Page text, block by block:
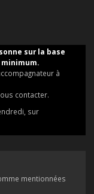
sur la base
à
contacter.
sur
mentionnées